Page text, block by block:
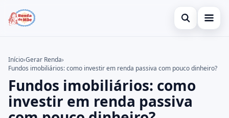
Abrir busca
Cartão de Crédito
Empréstimo
Buscar no site
Buscar por:
Pressione Enter para buscar ou ESC para fechar.
Início›Gerar Renda›
Fundos imobiliários: como investir em renda passiva com pouco dinheiro?
Fundos imobiliários: como
investir em renda passiva